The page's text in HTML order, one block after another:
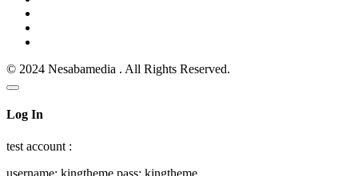
© 2024 Nesabamedia . All Rights Reserved.
Log In
test account :
username: kingtheme pass: kingtheme